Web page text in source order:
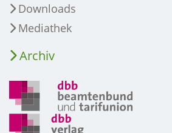
Downloads
Mediathek
Archiv